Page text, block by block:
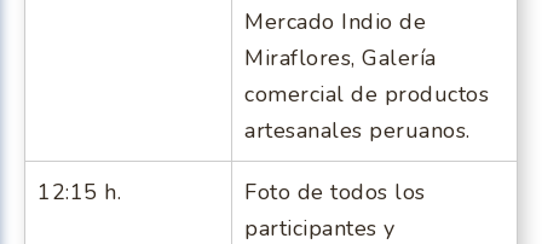
Mercado Indio de
Miraflores, Galería
comercial de productos
artesanales peruanos.
12:15 h.
Foto de todos los
participantes y